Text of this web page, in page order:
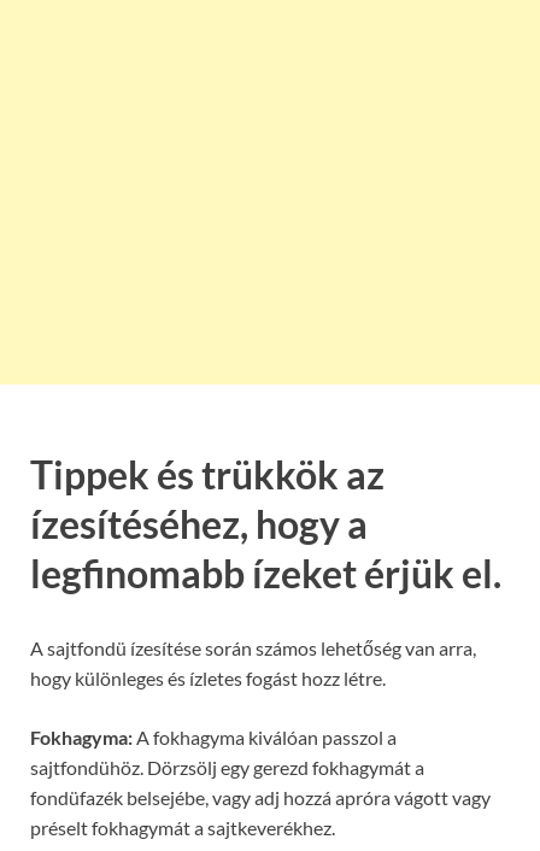
Tippek és trükkök az
ízesítéséhez, hogy a
legfinomabb ízeket érjük el.
A sajtfondü ízesítése során számos lehetőség van arra,
hogy különleges és ízletes fogást hozz létre.
Fokhagyma:A fokhagyma kiválóan passzol a
sajtfondühöz. Dörzsölj egy gerezd fokhagymát a
fondüfazék belsejébe, vagy adj hozzá apróra vágott vagy
préselt fokhagymát a sajtkeverékhez.